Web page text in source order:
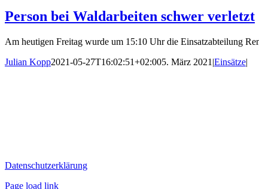
Person bei Waldarbeiten schwer verletzt
Am heutigen Freitag wurde um 15:10 Uhr die Einsatzabteilung
Julian Kopp2021-05-27T16:02:51+02:005. März 2021 |Einsätze|
Datenschutzerklärung
Page load link